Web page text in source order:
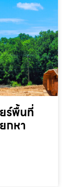
ร์พื้นที่
กหา